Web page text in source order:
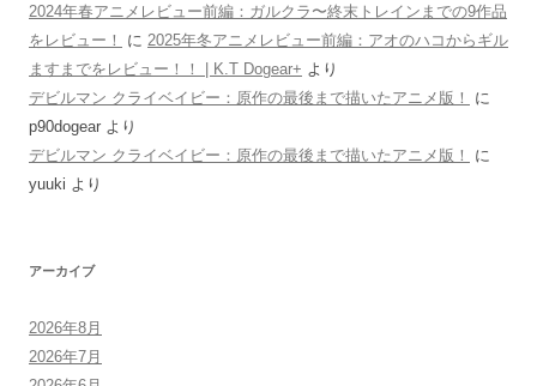
2024年春アニメレビュー前編：ガルクラ〜終末トレインまでの9作品
をレビュー！
に 2025年冬アニメレビュー前編：アオのハコからギル
ますまでをレビュー！！ | K.T Dogear+ より
デビルマン クライベイビー：原作の最後まで描いたアニメ版！
に
p90dogear より
デビルマン クライベイビー：原作の最後まで描いたアニメ版！
に
yuuki より
アーカイブ
2026年8月
2026年7月